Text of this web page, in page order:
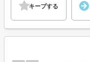
キープする